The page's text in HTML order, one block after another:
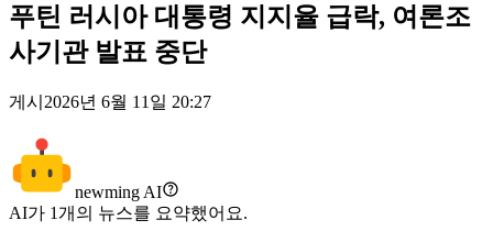
푸틴 러시아 대통령 지지율 급락, 여론조
사기관 발표 중단
게시 2026년 6월 11일 20:27
newming AI
AI가 1개의 뉴스를 요약했어요.